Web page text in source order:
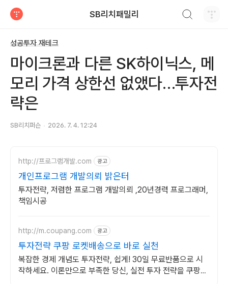
SB리치패밀리
성공투자 재테크
마이크론과 다른 SK하이닉스, 메
모리 가격 상한선 없앴다…투자전
략은
SB리치퍼슨 2026. 7. 4. 12:24
http://프로그램개발.com 광고
개인프로그램 개발의뢰 밝은터
투자전략, 저렴한 프로그램 개발의뢰 ,20년경력 프로그래머,
책임시공
http://m.coupang.com 광고
투자전략 쿠팡 로켓배송으로 바로 실천
복잡한 경제 개념도 투자전략, 쉽게! 30일 무료반품으로 시
작하세요. 이론만으로 부족한 당신, 실전 투자 전략을 쿠팡에